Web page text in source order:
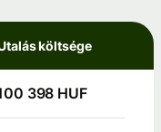
költsége
398 HUF